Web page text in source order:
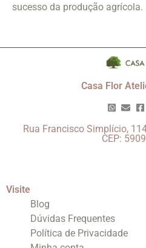
sucesso da produção agrícola.
Casa Flor
Rua Francisco Simplício,
CEP:
Visite
Blog
Dúvidas Frequentes
Política de Privacidade